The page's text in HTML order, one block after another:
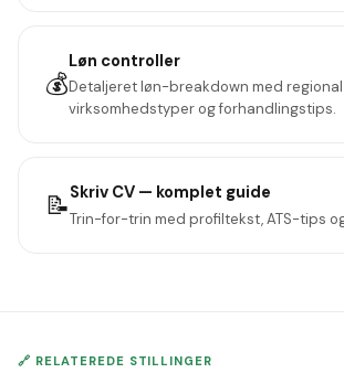
💰
Løn controller
Detaljeret løn-breakdown med
virksomhedstyper og forhandlingstips.
📝Skriv CV — komplet guide
Trin-for-trin med profiltekst, ATS-tips
🔗 RELATEREDE STILLINGER